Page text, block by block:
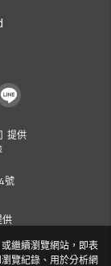
提供
號
供
)
繼續瀏覽網站，即表
覽紀錄、用於分析網